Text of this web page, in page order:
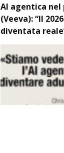
AI agentica nel
(Veeva): “Il
diventata